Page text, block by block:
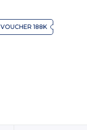
VOUCHER 188K